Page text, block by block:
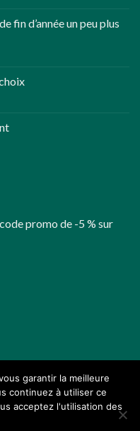
fin d’année un peu plus
promo de -5 % sur
garantir la meilleure
continuez à utiliser ce
acceptez l'utilisation des